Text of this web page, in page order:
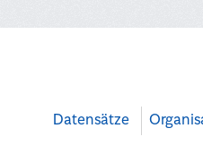
Datensätze